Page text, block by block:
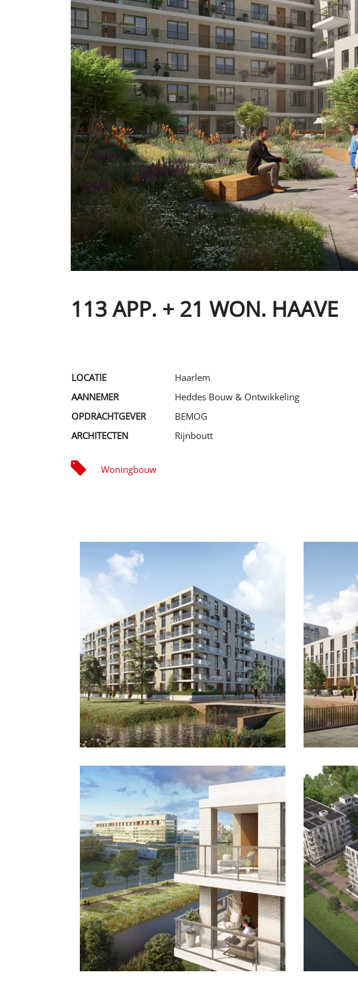
113 APP. + 21 WON. HAAVE
LOCATIE
Haarlem
AANNEMER
Heddes Bouw & Ontwikkeling
OPDRACHTGEVER
BEMOG
ARCHITECTEN
Rijnboutt
Woningbouw